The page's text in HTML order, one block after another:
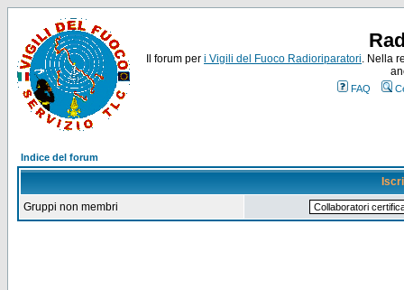
Il forum per i Vigili del Fuoco Radioriparatori. Nella
FAQ
Indice del forum
Gruppi non membri